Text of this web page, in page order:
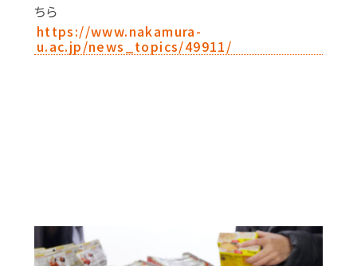
ちら
https://www.nakamura-
u.ac.jp/news_topics/49911/